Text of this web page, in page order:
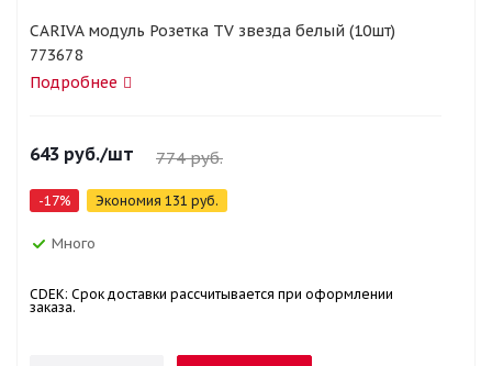
CARIVA модуль Розетка TV звезда белый (10шт)
773678
Подробнее
643 руб./шт 774руб.
-17% Экономия 131 руб.
Много
CDEK: Срок доставки рассчитывается при оформлении
заказа.